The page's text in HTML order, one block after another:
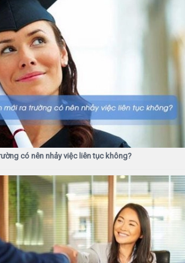
có nên nhảy việc liên tục không?